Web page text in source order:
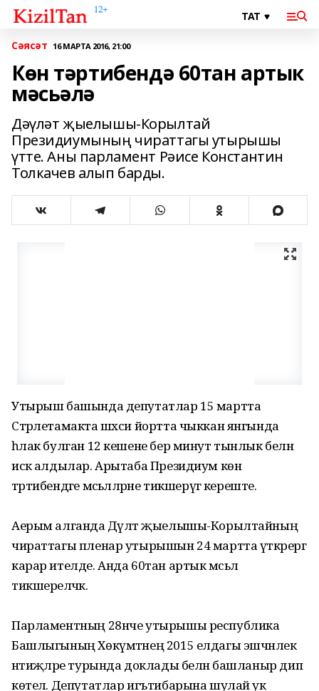
Сәясәт 16 МАРТА 2016, 21:00
Көн тәртибендә 60тан артык
мәсьәлә
Дәүләт җыелышы-Корылтай
Президиумының чираттагы утырышы
үтте. Аны парламент Рәисе Константин
Толкачев алып барды.
Утырыш башында депутатлар 15 мартта
Стәрлетамакта шәхси йортта чыккан янгында
һәлак булган 12 кешене бер минут тынлык белән
искә алдылар. Арытаба Президиум көн
тәртибендәге мәсьәләләрне тикшерүгә кереште.
Аерым алганда Дәүләт җыелышы-Корылтайның
чираттагы пленар утырышын 24 мартта үткәрергә
карар ителде. Анда 60тан артык мәсьәлә
тикшереләчәк.
Парламентның 28нче утырышы республика
Башлыгының Хөкүмәтнең 2015 елдагы эшчәнлек
нәтиҗәләре турында доклады белән башланыр дип
көтелә. Депутатлар игътибарына шулай ук